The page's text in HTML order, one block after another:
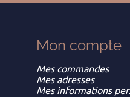
Mon compte
Mes commandes
Mes adresses
Mes informations